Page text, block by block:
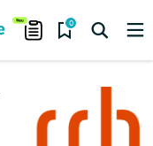
0